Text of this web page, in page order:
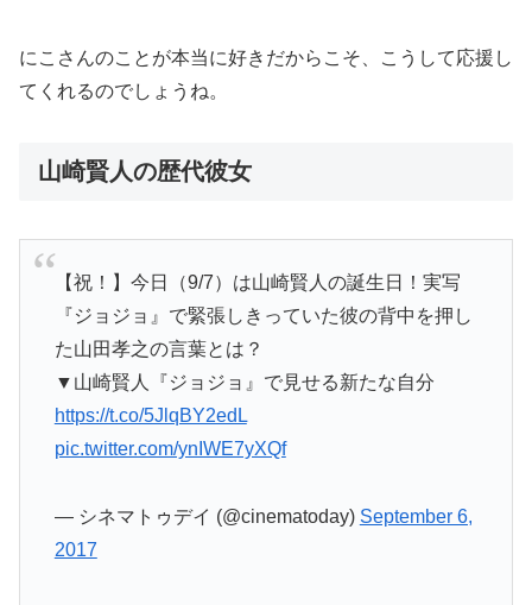
にこさんのことが本当に好きだからこそ、こうして応援し
てくれるのでしょうね。
山崎賢人の歴代彼女
【祝！】今日（9/7）は山崎賢人の誕生日！実写
『ジョジョ』で緊張しきっていた彼の背中を押し
た山田孝之の言葉とは？
▼山崎賢人『ジョジョ』で見せる新たな自分
https://t.co/5JlqBY2edL
pic.twitter.com/ynIWE7yXQf
— シネマトゥデイ (@cinematoday) September 6,
2017